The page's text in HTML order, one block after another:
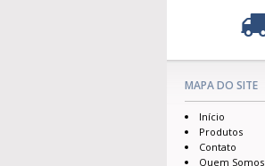
MAPA DO SITE
Início
Produtos
Contato
Quem Somos